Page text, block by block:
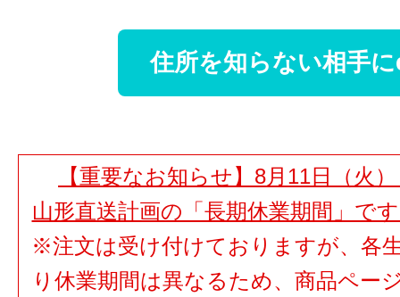
住所を知らない相手
【重要なお知らせ】8月11日（火
山形直送計画の「長期休業期間」で
※注文は受け付けておりますが、各
り休業期間は異なるため、商品ペー